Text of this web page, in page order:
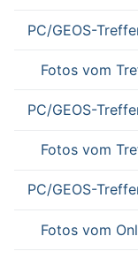
PC/GEOS-
Fotos vom
PC/GEOS-
Fotos vom
PC/GEOS-
Fotos vom